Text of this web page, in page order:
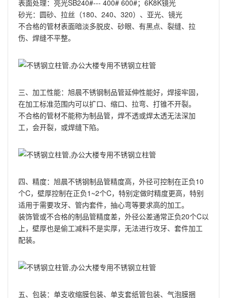
表面处理：亮光SB240#--- 400# 600#；6K8K镜光
砂光：圆砂、拉丝（180、240、320）、亚光、镜光
不合格的管材表面暗淡多脱皮、砂眼、有黑点、裂缝、拉
伤、焊缝不平整。
三、加工性能：旭晨不锈钢制品管延伸性能好，焊接牢固，
在加工标准范围内可以扩口、缩口、拉弯、打锥不开裂。
不合格的管材不能称为制品管，焊不透或焊太透无法深加
工，会开裂，或焊缝下陷。
四、精度：旭晨不锈钢制品管精度高，外径可控制在正负10
个C，壁厚控制在正负1~2个C，特别定做时精度更高，特别
适用于需要攻牙、管内套件，抽心弯等要求高的加工。
装饰管或不合格的制品管精度差，外径公差通常正负20个C以
上，壁厚也是偷工减料不是实厚，无法进行攻牙、套件加工
配装。
五、包装：单支收缩膜包装、单支套纸管包装、气泡膜捆